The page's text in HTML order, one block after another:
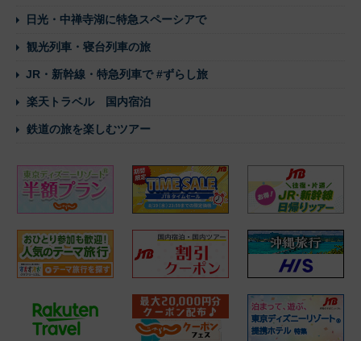
日光・中禅寺湖に特急スペーシアで
観光列車・寝台列車の旅
JR・新幹線・特急列車で #ずらし旅
楽天トラベル 国内宿泊
鉄道の旅を楽しむツアー